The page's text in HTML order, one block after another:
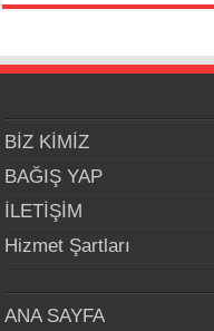
BİZ KİMİZ
BAĞIŞ YAP
İLETİŞİM
Hizmet Şartları
ANA SAYFA